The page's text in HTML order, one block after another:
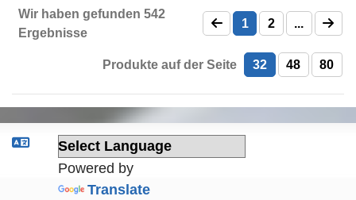
Wir haben gefunden 542
Ergebnisse
1 2 ...
Produkte auf der Seite 32 48 80
Powered by
Translate